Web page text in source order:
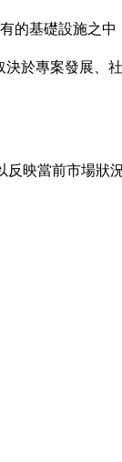
的基礎設施之
於專案發展、
映當前市場狀況